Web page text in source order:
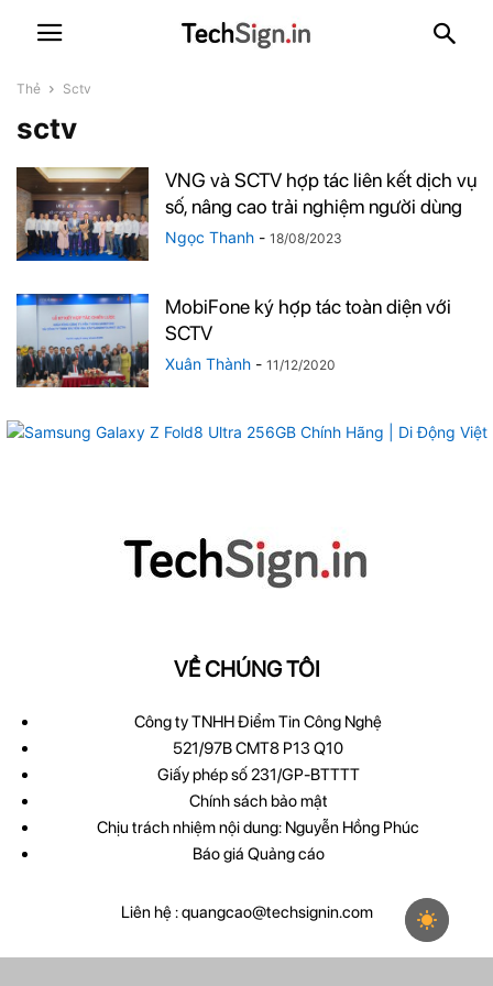
Thẻ Sctv
sctv
VNG và SCTV hợp tác liên kết dịch vụ
số, nâng cao trải nghiệm người dùng
Ngọc Thanh - 18/08/2023
MobiFone ký hợp tác toàn diện với
SCTV
Xuân Thành - 11/12/2020
VỀ CHÚNG TÔI
Công ty TNHH Điểm Tin Công Nghệ
521/97B CMT8 P13 Q10
Giấy phép số 231/GP-BTTTT
Chính sách bảo mật
Chịu trách nhiệm nội dung: Nguyễn Hồng Phúc
Báo giá Quảng cáo
Liên hệ :quangcao@techsignin.com